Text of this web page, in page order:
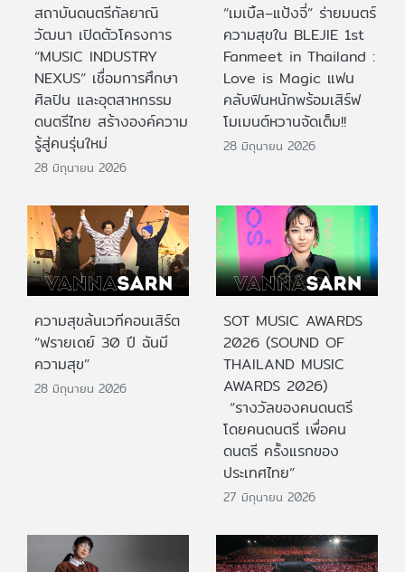
สถาบันดนตรีกัลยาณิ
วัฒนา เปิดตัวโครงการ
“MUSIC INDUSTRY
NEXUS” เชื่อมการศึกษา
ศิลปิน และอุตสาหกรรม
ดนตรีไทย สร้างองค์ความ
รู้สู่คนรุ่นใหม่
28 มิถุนายน 2026
“เมเบิ้ล–แป้งจี่” ร่ายมนตร์
ความสุขใน BLEJIE 1st
Fanmeet in Thailand :
Love is Magic แฟน
คลับฟินหนักพร้อมเสิร์ฟ
โมเมนต์หวานจัดเต็ม!!
28 มิถุนายน 2026
ความสุขล้นเวทีคอนเสิร์ต
“ฟรายเดย์ 30 ปี ฉันมี
ความสุข”
28 มิถุนายน 2026
SOT MUSIC AWARDS
2026 (SOUND OF
THAILAND MUSIC
AWARDS 2026)
“รางวัลของคนดนตรี
โดยคนดนตรี เพื่อคน
ดนตรี ครั้งแรกของ
ประเทศไทย”
27 มิถุนายน 2026